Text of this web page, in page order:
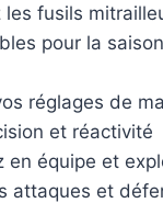
les fusils
pour la
réglages de
et réactivité
en équipe et
attaques et